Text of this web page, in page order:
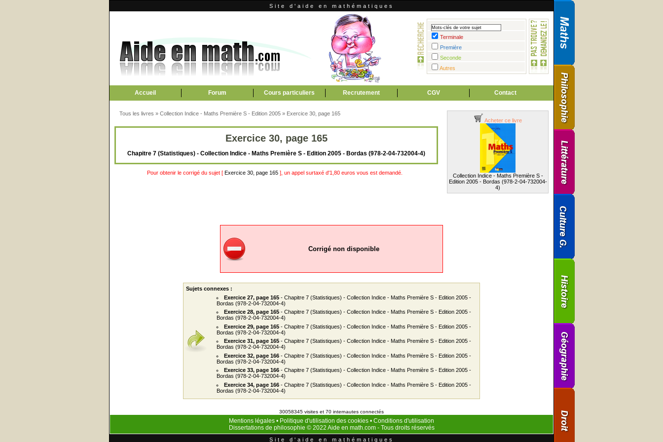
Site d'aide en mathématiques
Terminale
Première
Seconde
Autres
Accueil Forum Cours particuliers Recrutement CGV Contact
Acheter ce livre
Collection Indice - Maths Première S -
Edition 2005 - Bordas (978-2-04-732004-
4)
Tous les livres » Collection Indice - Maths Première S - Edition 2005 » Exercice 30, page 165
Exercice 30, page 165
Chapitre 7 (Statistiques) - Collection Indice - Maths Première S - Edition 2005 - Bordas (978-2-04-732004-4)
Pour obtenir le corrigé du sujet [ Exercice 30, page 165 ], un appel surtaxé d'1,80 euros vous est demandé.
Corrigé non disponible
Sujets connexes :
Exercice 27, page 165 - Chapitre 7 (Statistiques) - Collection Indice - Maths Première S - Edition 2005 -
Bordas (978-2-04-732004-4)
Exercice 28, page 165 - Chapitre 7 (Statistiques) - Collection Indice - Maths Première S - Edition 2005 -
Bordas (978-2-04-732004-4)
Exercice 29, page 165 - Chapitre 7 (Statistiques) - Collection Indice - Maths Première S - Edition 2005 -
Bordas (978-2-04-732004-4)
Exercice 31, page 165 - Chapitre 7 (Statistiques) - Collection Indice - Maths Première S - Edition 2005 -
Bordas (978-2-04-732004-4)
Exercice 32, page 166 - Chapitre 7 (Statistiques) - Collection Indice - Maths Première S - Edition 2005 -
Bordas (978-2-04-732004-4)
Exercice 33, page 166 - Chapitre 7 (Statistiques) - Collection Indice - Maths Première S - Edition 2005 -
Bordas (978-2-04-732004-4)
Exercice 34, page 166 - Chapitre 7 (Statistiques) - Collection Indice - Maths Première S - Edition 2005 -
Bordas (978-2-04-732004-4)
30058345 visites et 70 internautes connectés
Mentions légales • Politique d'utilisation des cookies • Conditions d'utilisation
Dissertations de philosophie © 2022 Aide en math.com- Tous droits réservés
Site d'aide en mathématiques